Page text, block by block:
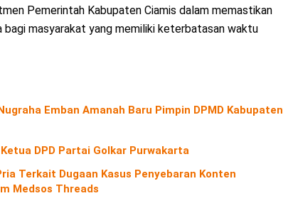
Pemerintah Kabupaten Ciamis dalam memastikan
masyarakat yang memiliki keterbatasan waktu
Emban Amanah Baru Pimpin DPMD Kabupaten
DPD Partai Golkar Purwakarta
Terkait Dugaan Kasus Penyebaran Konten
Medsos Threads